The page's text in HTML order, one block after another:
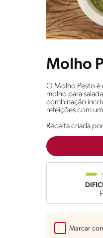
Molho
O Molho Pesto é
molho para
combinação
refeições com
Receita criada
Marcar